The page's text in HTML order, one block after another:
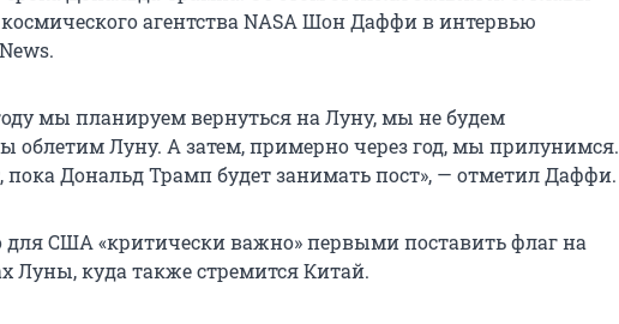
агентства NASA Шон Даффи в интервью
мы планируем вернуться на Луну, мы не будем
облетим Луну. А затем, примерно через год, мы прилунимся.
пока Дональд Трамп будет занимать пост», — отметил Даффи.
для США «критически важно» первыми поставить флаг на
Луны, куда также стремится Китай.